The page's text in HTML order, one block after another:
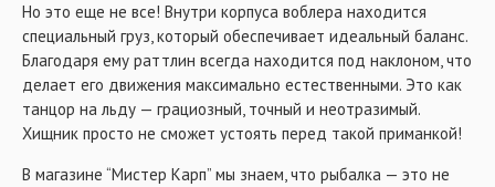
Но это еще не все! Внутри корпуса воблера находится
специальный груз, который обеспечивает идеальный баланс.
Благодаря ему раттлин всегда находится под наклоном, что
делает его движения максимально естественными. Это как
танцор на льду — грациозный, точный и неотразимый.
Хищник просто не сможет устоять перед такой приманкой!
В магазине “Мистер Карп” мы знаем, что рыбалка — это не